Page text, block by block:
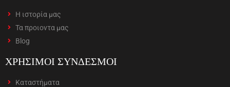
Η ιστορία μας
Τα προιοντα μας
Blog
ΧΡΗΣΙΜΟΙ ΣΥΝΔΕΣΜΟΙ
Καταστήματα